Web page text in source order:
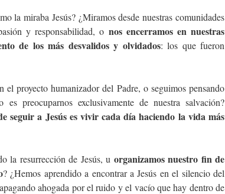
la miraba Jesús? ¿Miramos desde nuestras comunidades
y responsabilidad, o nos encerramos en nuestras
de los más desvalidos y olvidados: los que fueron
el proyecto humanizador del Padre, o seguimos pensando
preocuparnos exclusivamente de nuestra salvación?
seguir a Jesús es vivir cada día haciendo la vida más
la resurrección de Jesús, u organizamos nuestro fin de
? ¿Hemos aprendido a encontrar a Jesús en el silencio del
ahogada por el ruido y el vacío que hay dentro de